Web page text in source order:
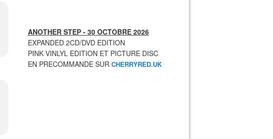
ANOTHER STEP - 30 OCTOBRE 2026
EXPANDED 2CD/DVD EDITION
PINK VINLYL EDITION ET PICTURE DISC
EN PRECOMMANDE SUR CHERRYRED.UK